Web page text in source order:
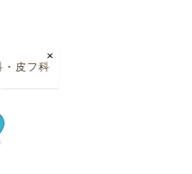
×
皮フ科